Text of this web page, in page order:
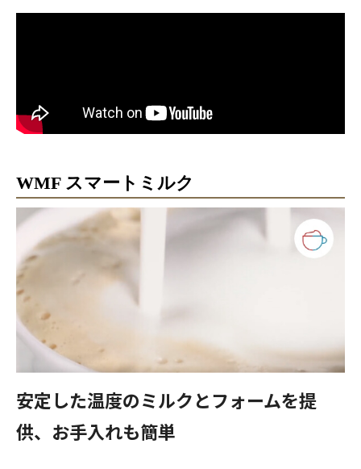
WMF スマートミルク
安定した温度のミルクとフォームを提
供、 お手入れも簡単